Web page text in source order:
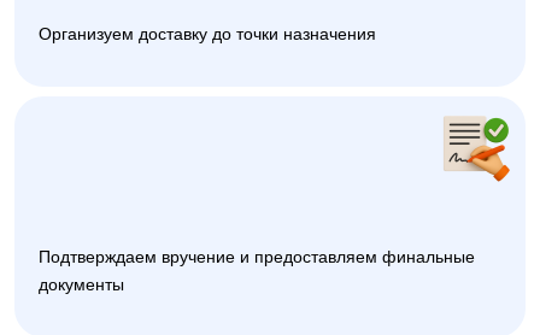
Организуем доставку до точки назначения
Подтверждаем вручение и предоставляем финальные
документы